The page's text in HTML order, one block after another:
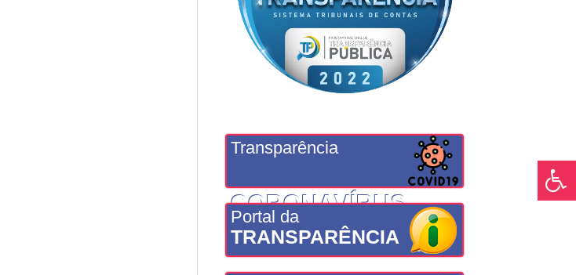
Transparência
CORONAVÍRUS
Portal da
TRANSPARÊNCIA